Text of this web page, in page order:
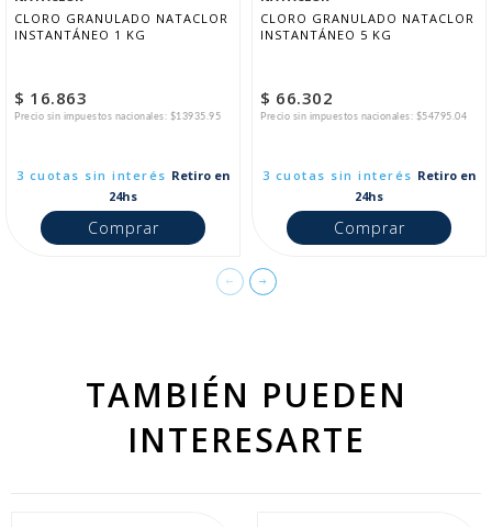
CLORO GRANULADO NATACLOR
INSTANTÁNEO 1 KG
$ 16.863
Precio sin impuestos nacionales: $13935.95
3 cuotas sin interés Retiro en
24hs
Comprar
CLORO GRANULADO NATACLOR
INSTANTÁNEO 5 KG
$ 66.302
Precio sin impuestos nacionales: $54795.04
3 cuotas sin interés Retiro en
24hs
Comprar
TAMBIÉN PUEDEN
INTERESARTE